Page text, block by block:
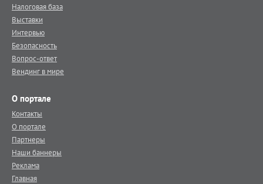
Налоговая база
Выставки
Интервью
Безопасность
Вопрос-ответ
Вендинг в мире
О портале
Контакты
О портале
Партнеры
Наши баннеры
Реклама
Главная